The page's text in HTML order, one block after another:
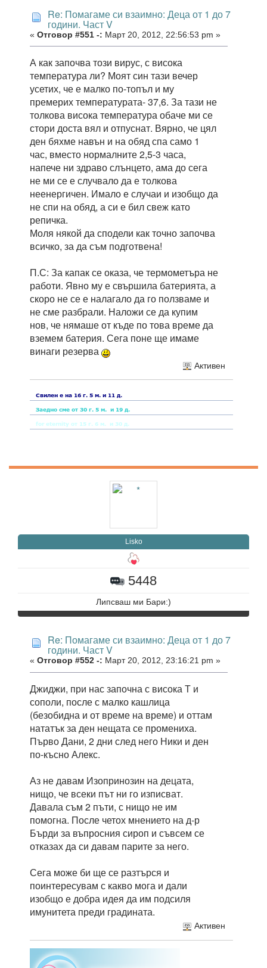
Re: Помагаме си взаимно: Деца от 1 до 7
години. Част V
« Отговор #551 -: Март 20, 2012, 22:56:53 pm »
А как започва този вирус, с висока
температура ли? Моят син тази вечер
усетих, че е малко по-топъл и му
премерих температурата- 37,6. За тази не
толкова висока температура обаче ми се
стори доста вял и отпуснат. Вярно, че цял
ден бяхме навън и на обяд спа само 1
час, вместо нормалните 2,5-3 часа,
напече ни здраво слънцето, ама до сега
не ми се е случвало да е толкова
неенергичен. Имало е случаи и изобщо да
не спи на обяд, а си е бил свеж като
репичка.
Моля някой да сподели как точно започва
всичко, за да съм подготвена!
П.С: За капак се оказа, че термометъра не
работи. Явно му е свършила батерията, а
скоро не се е налагало да го ползваме и
не сме разбрали. Наложи се да купим
нов, че нямаше от къде по това време да
вземем батерия. Сега поне ще имаме
винаги резерва
Активен
Lisko
5448
Липсваш ми Бари:)
Re: Помагаме си взаимно: Деца от 1 до 7
години. Част V
« Отговор #552 -: Март 20, 2012, 23:16:21 pm »
Джиджи, при нас започна с висока Т и
сополи, после с малко кашлица
(безобидна и от време на време) и оттам
нататък за ден нещата се промениха.
Първо Дани, 2 дни след него Ники и ден
по-късно Алекс.
Аз не давам Изопринозин на децата,
нищо, че всеки път ни го изписват.
Давала съм 2 пъти, с нищо не им
помогна. После четох мнението на д-р
Бърди за въпросния сироп и съвсем се
отказах да си давам парите за него.
Сега може би ще се разтърся и
поинтересувам с какво мога и дали
изобщо е добра идея да им подсиля
имунитета преди градината.
Активен